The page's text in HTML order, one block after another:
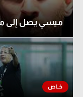
ميسي يصل إلى